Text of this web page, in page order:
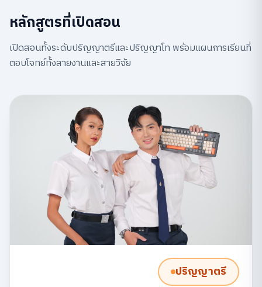
หลักสูตรที่เปิดสอน
เปิดสอนทั้งระดับปริญญาตรีและปริญญาโท พร้อมแผนการเรียนที่
ตอบโจทย์ทั้งสายงานและสายวิจัย
ปริญญาตรี